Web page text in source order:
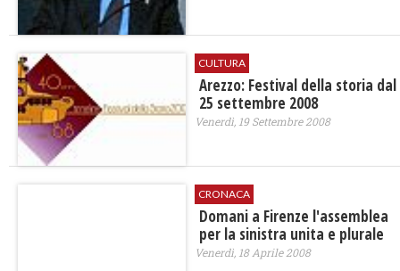
CULTURA
Arezzo: Festival della storia dal
25 settembre 2008
Venerdì, 19 Settembre 2008
CRONACA
Domani a Firenze l'assemblea
per la sinistra unita e plurale
Venerdì, 18 Aprile 2008